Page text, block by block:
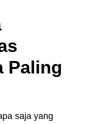
Paling
saja yang